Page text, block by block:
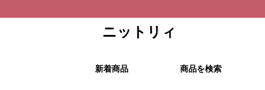
ニットリィ
新着商品 商品を検索